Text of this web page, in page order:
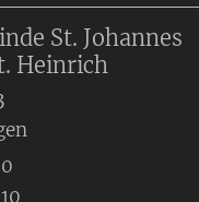
St. Johannes
Heinrich